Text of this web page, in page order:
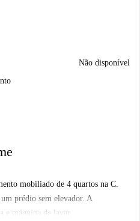
Não disponível
mobiliado de 4 quartos na C.
prédio sem elevador. A
e máquina de lavar.